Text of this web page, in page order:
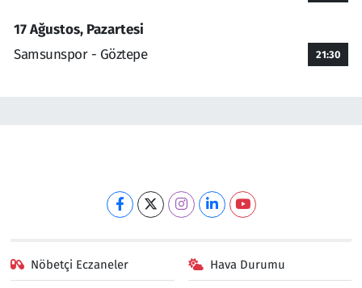
17 Ağustos, Pazartesi
Samsunspor - Göztepe
21:30
Nöbetçi Eczaneler Hava Durumu